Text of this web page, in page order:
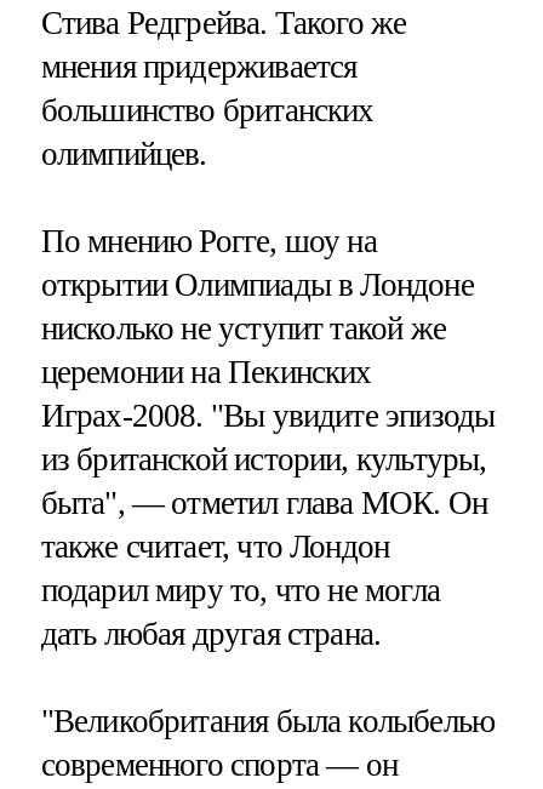
Стива Редгрейва. Такого же
мнения придерживается
большинство британских
олимпийцев.
По мнению Рогге, шоу на
открытии Олимпиады в Лондоне
нисколько не уступит такой же
церемонии на Пекинских
Играх-2008. "Вы увидите эпизоды
из британской истории, культуры,
быта", — отметил глава МОК. Он
также считает, что Лондон
подарил миру то, что не могла
дать любая другая страна.
"Великобритания была колыбелью
современного спорта — он